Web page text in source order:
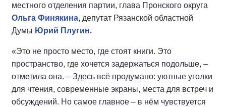
местного отделения партии, глава Пронского округа
Ольга Финякина, депутат Рязанской областной
Думы Юрий Плугин.
«Это не просто место, где стоят книги. Это
пространство, где хочется задержаться подольше, –
отметила она. – Здесь всё продумано: уютные уголки
для чтения, современные экраны, места для встреч и
обсуждений. Но самое главное – в нём чувствуется